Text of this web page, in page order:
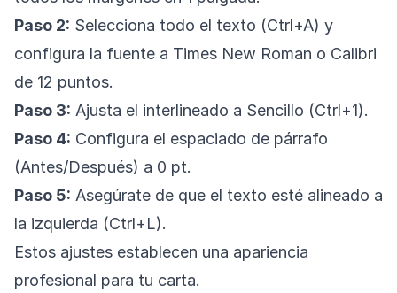
Paso 2: Selecciona todo el texto (Ctrl+A) y
configura la fuente a Times New Roman o Calibri
de 12 puntos.
Paso 3: Ajusta el interlineado a Sencillo (Ctrl+1).
Paso 4: Configura el espaciado de párrafo
(Antes/Después) a 0 pt.
Paso 5: Asegúrate de que el texto esté alineado a
la izquierda (Ctrl+L).
Estos ajustes establecen una apariencia
profesional para tu carta.